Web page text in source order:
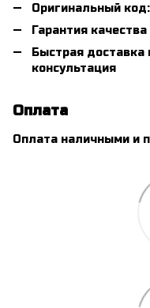
Оригинальный
Гарантия
Быстрая доставка
консультация
Оплата
Оплата наличными и